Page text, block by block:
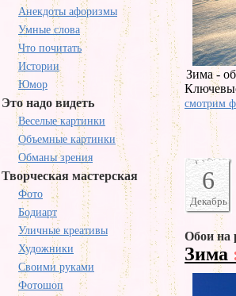
Анекдоты афоризмы
Умные слова
Что почитать
Истории
Юмор
Это надо видеть
Веселые картинки
Объемные картинки
Обманы зрения
Творческая мастерская
Фото
Бодиарт
Уличные креативы
Художники
Своими руками
Фотошоп
Зима -
смотрим
6
Декабрь
Обои на
Зима